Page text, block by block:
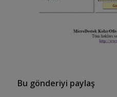
Bu gönderiyi paylaş